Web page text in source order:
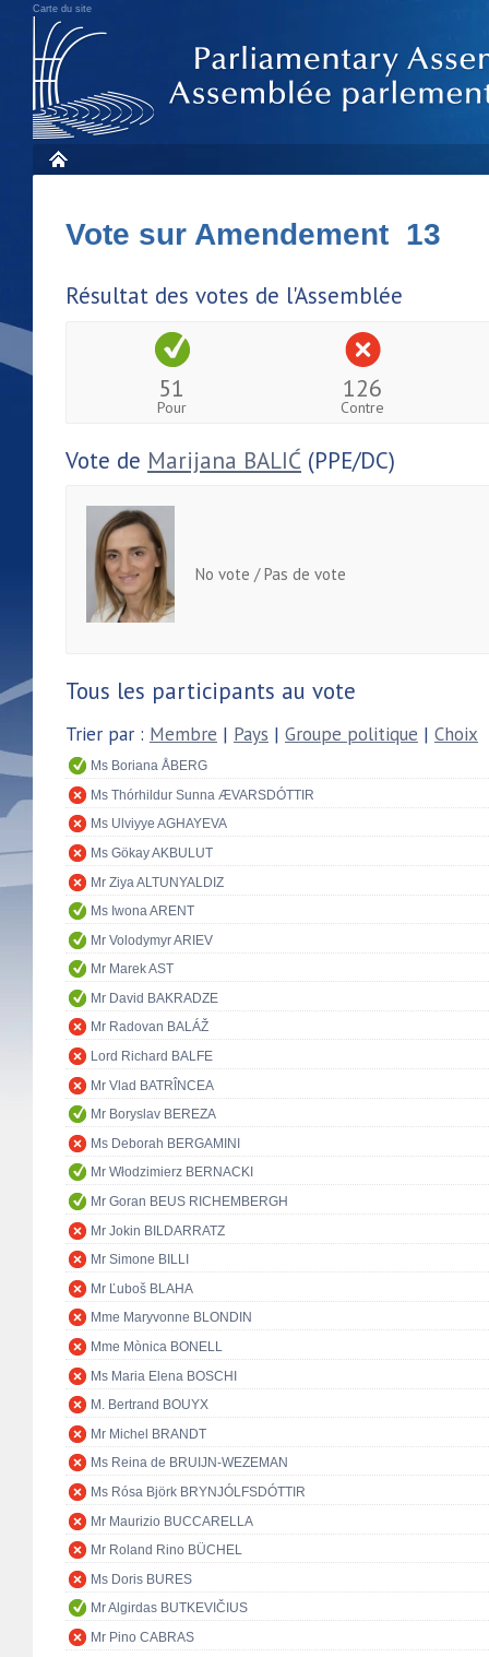
Carte du site
Vote sur Amendement 13
Résultat des votes de l'Assemblée
51
Pour
126
Contre
Vote de Marijana BALIĆ (PPE/DC)
No vote / Pas de vote
Tous les participants au vote
Trier par : Membre | Pays | Groupe politique | Choix
Ms Boriana ÅBERG
Ms Thórhildur Sunna ÆVARSDÓTTIR
Ms Ulviyye AGHAYEVA
Ms Gökay AKBULUT
Mr Ziya ALTUNYALDIZ
Ms Iwona ARENT
Mr Volodymyr ARIEV
Mr Marek AST
Mr David BAKRADZE
Mr Radovan BALÁŽ
Lord Richard BALFE
Mr Vlad BATRÎNCEA
Mr Boryslav BEREZA
Ms Deborah BERGAMINI
Mr Włodzimierz BERNACKI
Mr Goran BEUS RICHEMBERGH
Mr Jokin BILDARRATZ
Mr Simone BILLI
Mr Ľuboš BLAHA
Mme Maryvonne BLONDIN
Mme Mònica BONELL
Ms Maria Elena BOSCHI
M. Bertrand BOUYX
Mr Michel BRANDT
Ms Reina de BRUIJN-WEZEMAN
Ms Rósa Björk BRYNJÓLFSDÓTTIR
Mr Maurizio BUCCARELLA
Mr Roland Rino BÜCHEL
Ms Doris BURES
Mr Algirdas BUTKEVIČIUS
Mr Pino CABRAS